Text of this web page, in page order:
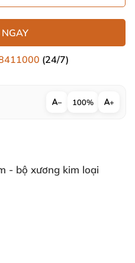
(24/7)
− 100% +
- bộ xương kim loại